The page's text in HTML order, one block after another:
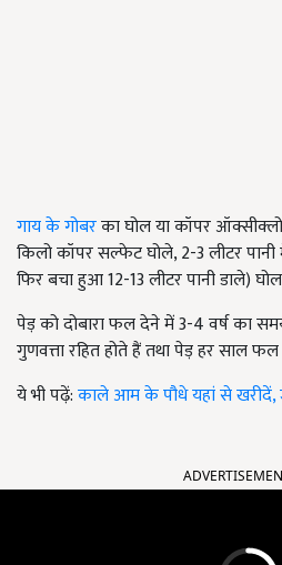
गाय के गोबरका घोल या कॉपर
किलो कॉपर सल्फेट घोले, 2-3 लीटर
फिर बचा हुआ 12-13 लीटर पानी डाले)
पेड़ को दोबारा फल देने में 3-4 वर्ष का
गुणवत्ता रहित होते हैं तथा पेड़ हर साल
ये भी पढ़ें:काले आम के पौधे यहां से खरीदें,